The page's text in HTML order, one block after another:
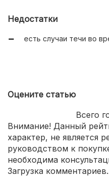
Недостатки
есть случаи течи во
Оцените статью
Всего
Внимание! Данный
характер, не является
руководством к
необходима
Загрузка